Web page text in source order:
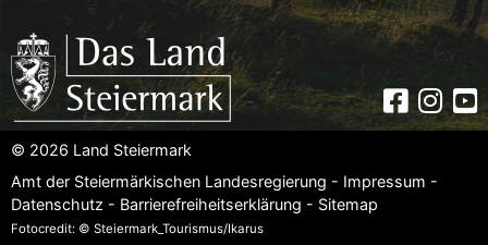
© 2026 Land Steiermark
Amt der Steiermärkischen Landesregierung - Impressum -
Datenschutz - Barrierefreiheitserklärung - Sitemap
Fotocredit: © Steiermark_Tourismus/Ikarus